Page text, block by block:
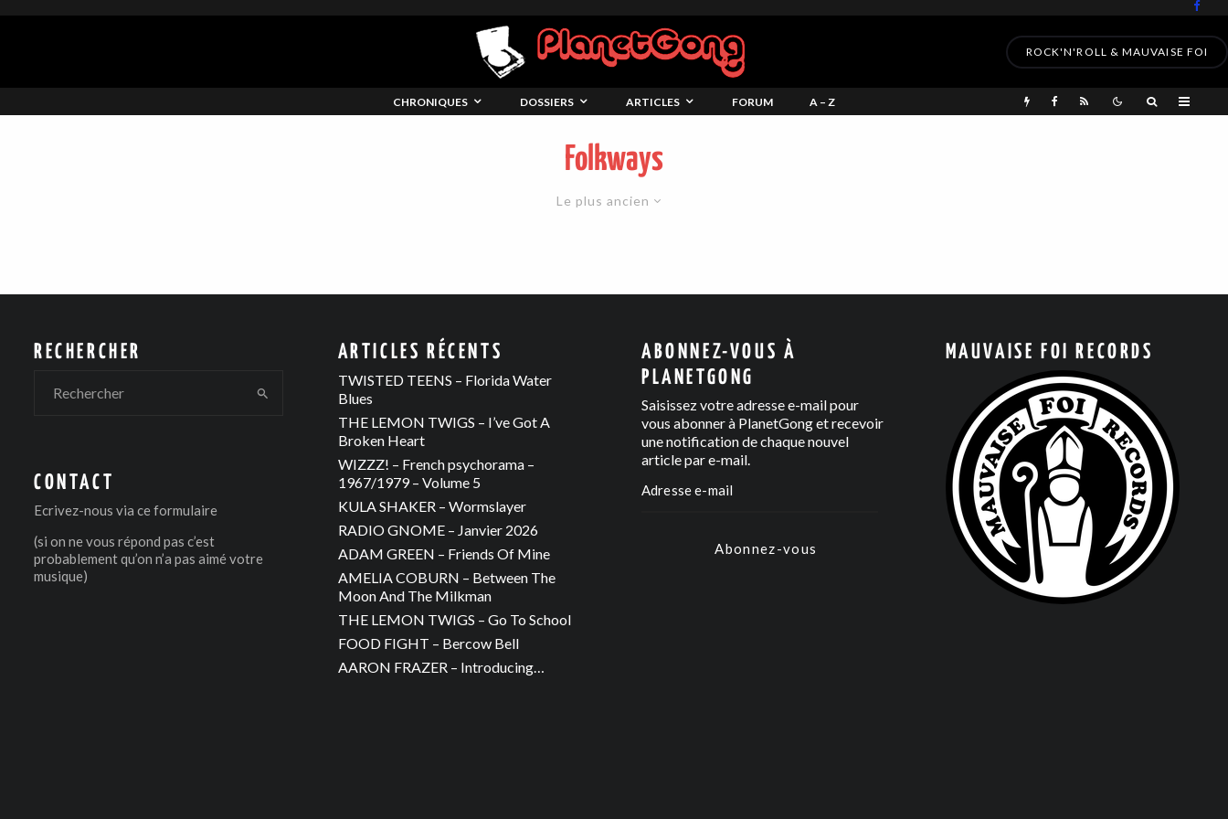
ROCK'N'ROLL & MAUVAISE FOI
CHRONIQUES DOSSIERS ARTICLES FORUM A – Z
Folkways
Le plus ancien
RECHERCHER
CONTACT
Ecrivez-nous via ce formulaire
(si on ne vous répond pas c’est
probablement qu’on n’a pas aimé votre
musique)
ARTICLES RÉCENTS
TWISTED TEENS – Florida Water
Blues
THE LEMON TWIGS – I’ve Got A
Broken Heart
WIZZZ! – French psychorama –
1967/1979 – Volume 5
KULA SHAKER – Wormslayer
RADIO GNOME – Janvier 2026
ADAM GREEN – Friends Of Mine
AMELIA COBURN – Between The
Moon And The Milkman
THE LEMON TWIGS – Go To School
FOOD FIGHT – Bercow Bell
AARON FRAZER – Introducing…
ABONNEZ-VOUS À
PLANETGONG
Saisissez votre adresse e-mail pour
vous abonner à PlanetGong et recevoir
une notification de chaque nouvel
article par e-mail.
Abonnez-vous
MAUVAISE FOI RECORDS